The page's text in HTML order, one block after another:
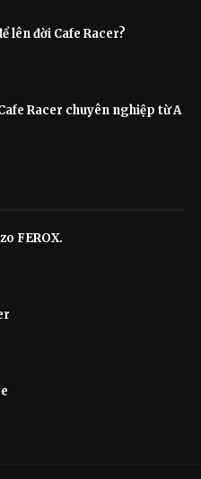
lên đời Cafe Racer?
Racer chuyên nghiệp từ A
FEROX.